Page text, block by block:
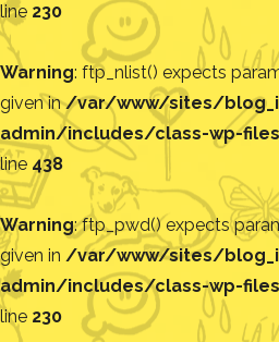
line 230
Warning: ftp_nlist() expects
given in/var/www/sites/
admin/includes/class-wp-
line 438
Warning: ftp_pwd() expects
given in /var/www/sites/
admin/includes/class-wp-
line 230